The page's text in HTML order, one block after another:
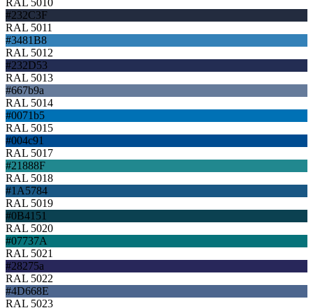
#232C3F
RAL 5011
#3481B8
RAL 5012
#232D53
RAL 5013
#667b9a
RAL 5014
#0071b5
RAL 5015
#004c91
RAL 5017
#21888F
RAL 5018
#1A5784
RAL 5019
#0B4151
RAL 5020
#07737A
RAL 5021
#28275a
RAL 5022
#4D668E
RAL 5023